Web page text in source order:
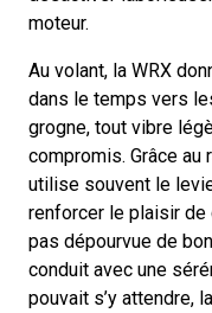
moteur.
Au volant, la WRX
dans le temps vers
grogne, tout vibre
compromis. Grâce
utilise souvent le
renforcer le plaisir de
pas dépourvue de
conduit avec une
pouvait s’y attendre,